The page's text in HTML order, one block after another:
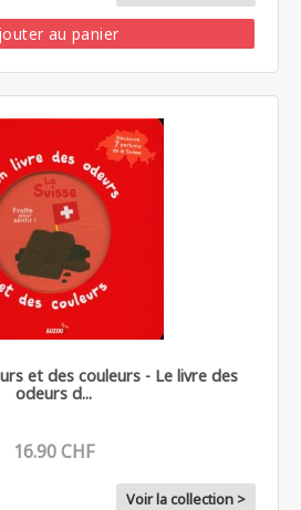
au panier
et des couleurs - Le livre des
odeurs d...
16.90 CHF
Voir la collection >